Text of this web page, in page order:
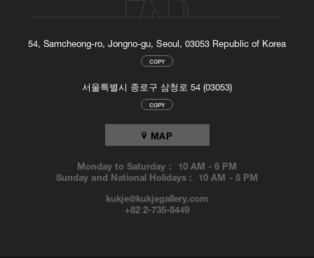
54, Samcheong-ro, Jongno-gu, Seoul, 03053 Republic of Korea
COPY
서울특별시 종로구 삼청로 54 (03053)
COPY
MAP
Monday to Saturday : 10 AM -6 PM
Sunday and National Holidays : 10 AM -5 PM
kukje@kukjegallery.com
+82 2-735-8449